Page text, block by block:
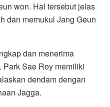
won. Hal tersebut jelas
dan memukul Jang Geun
dan menerima
Park Sae Roy memiliki
dendam dengan
Jagga.